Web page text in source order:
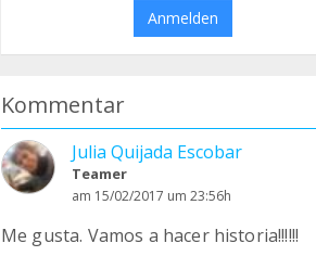
Anmelden
Kommentar
Julia Quijada Escobar
Teamer
am 15/02/2017 um 23:56h
Me gusta. Vamos a hacer historia!!!!!!